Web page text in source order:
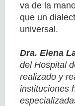
va de la
que un
universal.
Dra. Elena
del Hospital
realizado y
instituciones